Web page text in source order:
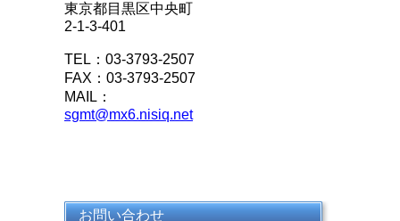
東京都目黒区中央町
2-1-3-401
TEL：03-3793-2507
FAX：03-3793-2507
MAIL：
sgmt@mx6.nisiq.net
お問い合わせ